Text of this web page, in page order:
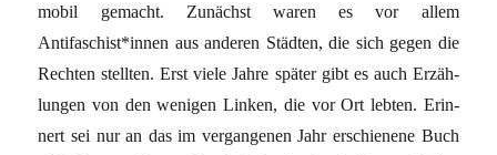
mobil gemacht. Zunächst waren es vor allem
Antifaschist*innen aus ande­ren Städ­ten, die sich gegen die
Rech­ten stellten. Erst vie­le Jah­re spä­ter gibt es auch Erzäh­
lun­gen von den weni­gen Lin­ken, die vor Ort leb­ten. Erin­
nert sei nur an das im ver­gan­ge­nen Jahr erschie­ne­ne Buch